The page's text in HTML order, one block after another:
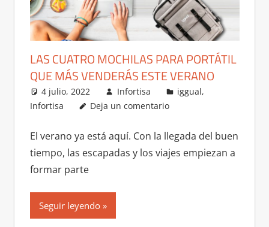
LAS CUATRO MOCHILAS PARA PORTÁTIL
QUE MÁS VENDERÁS ESTE VERANO
4 julio, 2022 Infortisa iggual,
Infortisa
Deja un comentario
El verano ya está aquí. Con la llegada del buen
tiempo, las escapadas y los viajes empiezan a
formar parte
Seguir leyendo